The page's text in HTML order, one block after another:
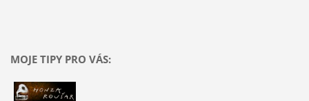
MOJE TIPY PRO VÁS: